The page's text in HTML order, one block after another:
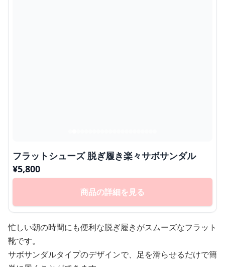
フラットシューズ 脱ぎ履き楽々サボサンダル
¥5,800
商品の詳細を見る
忙しい朝の時間にも便利な脱ぎ履きがスムーズなフラット
靴です。
サボサンダルタイプのデザインで、足を滑らせるだけで簡